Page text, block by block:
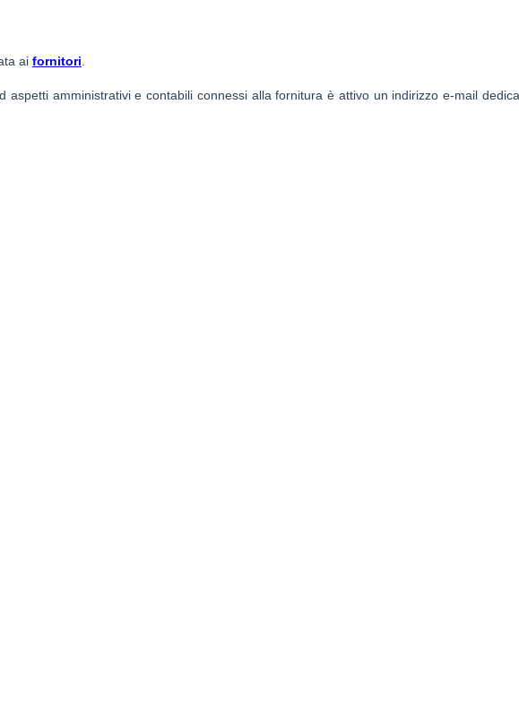
ai fornitori
aspetti amministrativi e contabili connessi alla fornitura è attivo un indirizzo e-mail